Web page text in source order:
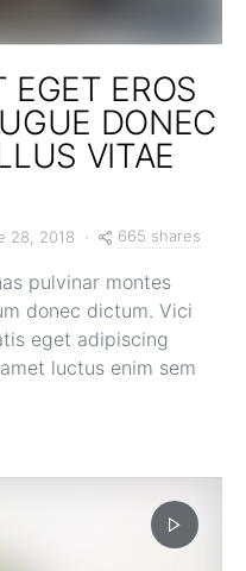
EGET EROS
DONEC
VITAE
28, 2018 665 shares
pulvinar montes
donec dictum. Vici
eget adipiscing
luctus enim sem